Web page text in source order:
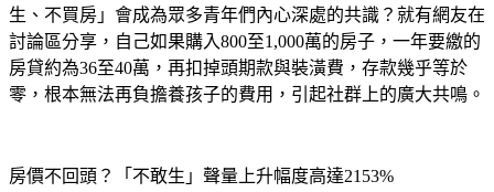
生、不買房」會成為眾多青年們內心深處的共識？就有網友在
討論區分享，自己如果購入800至1,000萬的房子，一年要繳的
房貸約為36至40萬，再扣掉頭期款與裝潢費，存款幾乎等於
零，根本無法再負擔養孩子的費用，引起社群上的廣大共鳴。
房價不回頭？「不敢生」聲量上升幅度高達2153%